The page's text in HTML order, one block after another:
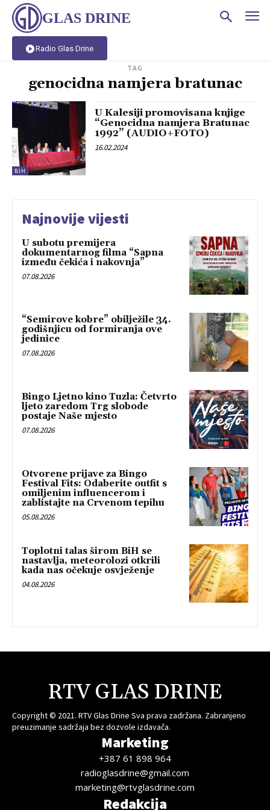
GLAS DRINE
Radio Glas Drine
TAG
genocidna namjera bratunac
BIH
U Kalesiji promovisana knjige
“Genocidna namjera Bratunac
1992” (AUDIO+FOTO)
16.02.2024
Najnovije vijesti
U subotu premijera
dokumentarnog filma “Sapna
između čekića i nakovnja”
07.08.2026
“Semirove kobre” obilježile 34.
godišnjicu od formiranja ove
jedinice
07.08.2026
Bingo Ljetno kino Tuzla: Četvrto
ljeto zaredom Trg slobode
postaje Naše mjesto
07.08.2026
Otvorene prijave za Bingo
Festival Fits: Odaberite outfit s
omiljenim influencerom i
zablistajte na Crvenom tepihu
05.08.2026
Toplotni talas širom BiH se
nastavlja, meteorolozi otkrili
kada nas očekuje osvježenje
04.08.2026
RTV GLAS DRINE
Copyright © 2021. RTV Glas Drine Sva prava zadržana. Zabranjeno
preuzimanje sadržaja bez dozvole izdavača.
Marketing
+387 61 898 964
radioglasdrine@gmail.com
marketing@rtvglasdrine.com
Redakcija